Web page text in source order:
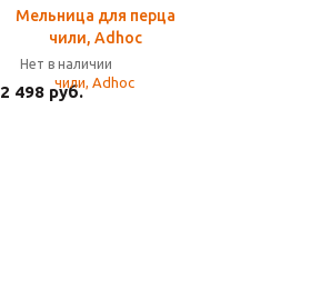
Мельница для перца
чили, Adhoc
Нет в наличии
2 498 руб.